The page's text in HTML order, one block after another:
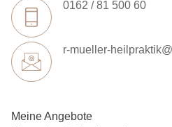
0162 / 81 500 60
r-mueller-
Meine Angebote